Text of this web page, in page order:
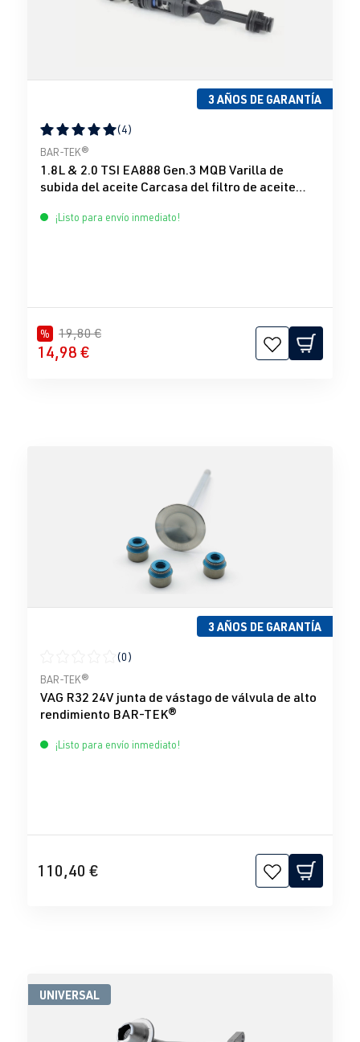
3 AÑOS DE GARANTÍA
Calificación promedio de 5 de 5 estrellas
(4)
BAR-TEK®
1.8L & 2.0 TSI EA888 Gen.3 MQB Varilla de
subida del aceite Carcasa del filtro de aceite
¡Listo para envío inmediato!
% 19,80 €
14,98 €
3 AÑOS DE GARANTÍA
Calificación promedio de 0 de 5 estrellas
(0)
BAR-TEK®
VAG R32 24V junta de vástago de válvula de alto
rendimiento BAR-TEK®
¡Listo para envío inmediato!
110,40 €
UNIVERSAL